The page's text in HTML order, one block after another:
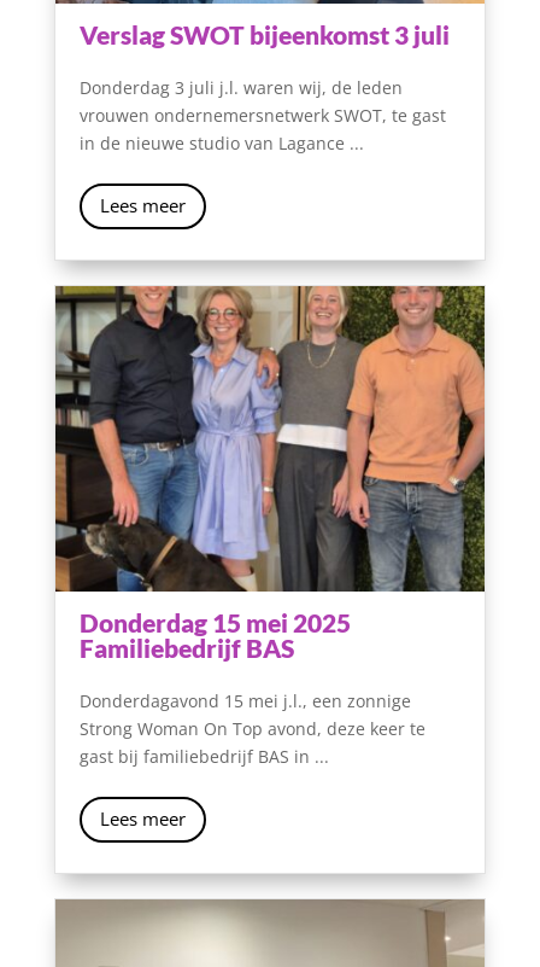
Verslag SWOT bijeenkomst 3 juli
Donderdag 3 juli j.l. waren wij, de leden
vrouwen ondernemersnetwerk SWOT, te gast
in de nieuwe studio van Lagance ...
Lees meer
Donderdag 15 mei 2025
Familiebedrijf BAS
Donderdagavond 15 mei j.l., een zonnige
Strong Woman On Top avond, deze keer te
gast bij familiebedrijf BAS in ...
Lees meer